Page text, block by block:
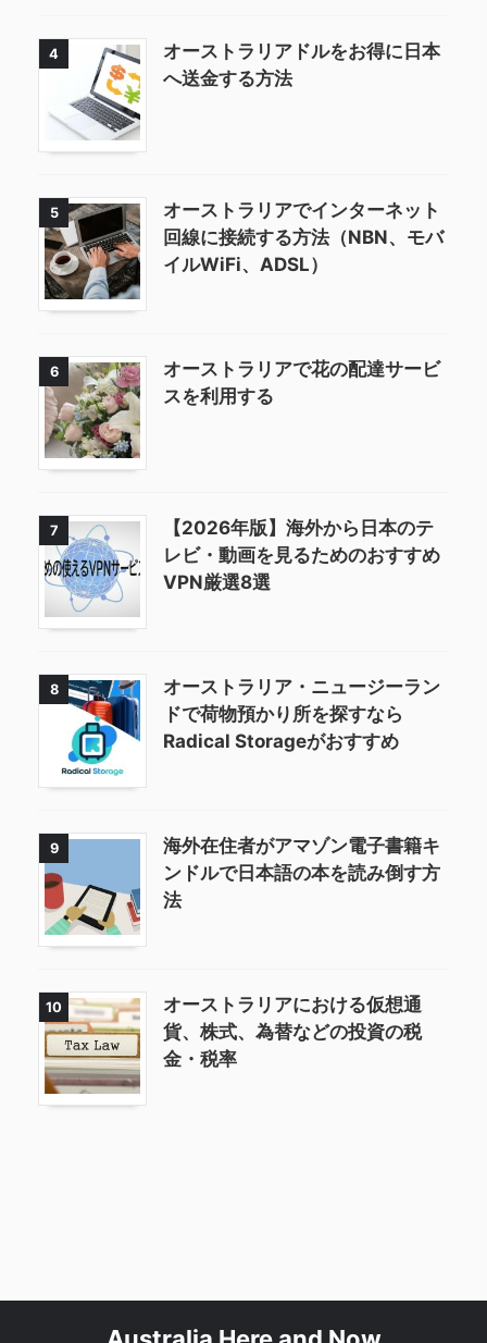
4
オーストラリアドルをお得に日本
へ送金する方法
5
オーストラリアでインターネット
回線に接続する方法（NBN、モバ
イルWiFi、ADSL）
6
オーストラリアで花の配達サービ
スを利用する
7
【2026年版】海外から日本のテ
レビ・動画を見るためのおすすめ
VPN厳選8選
8
オーストラリア・ニュージーラン
ドで荷物預かり所を探すなら
Radical Storageがおすすめ
9
海外在住者がアマゾン電子書籍キ
ンドルで日本語の本を読み倒す方
法
10
オーストラリアにおける仮想通
貨、株式、為替などの投資の税
金・税率